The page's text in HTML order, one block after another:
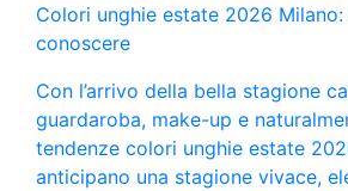
Colori unghie estate 2026
conoscere
Con l’arrivo della bella stagione
guardaroba, make-up e
tendenze colori unghie estate
anticipano una stagione vivace,